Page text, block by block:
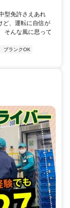
型免許さえあれ
ど、運転に自信が
そんな風に思って
ブランクOK